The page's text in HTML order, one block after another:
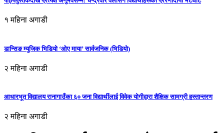
१ महिना अगाडी
डान्सिङ म्युजिक भिडियो ‘ओए माया’ सार्वजनिक (भिडियो)
२ महिना अगाडी
आधारभूत विद्यालय रानागाउँका ६० जना विद्यार्थीलाई विवेक योगीद्वारा शैक्षिक सामग्री हस्तान्तरण
२ महिना अगाडी